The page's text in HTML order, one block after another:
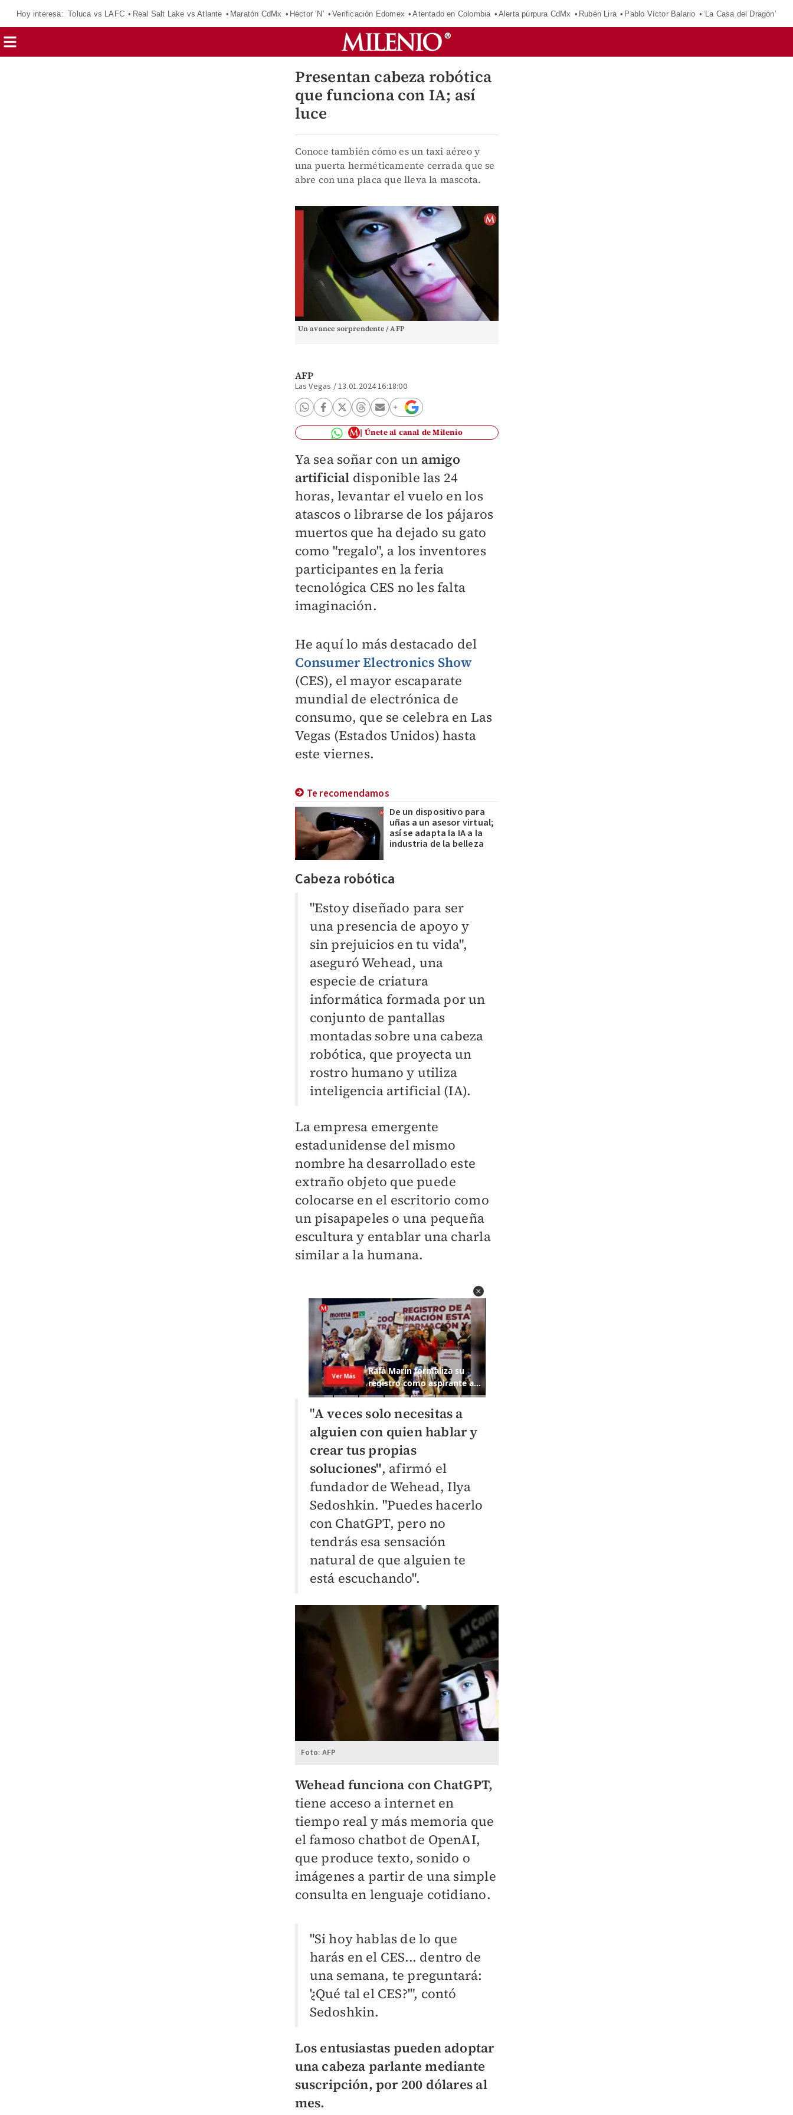
Hoy interesa: Toluca vs LAFC Real Salt Lake vs Atlante Maratón CdMx Héctor ‘N’ Verificación Edomex Atentado en Colombia Alerta púrpura CdMx Rubén Lira Pablo Víctor Balario ‘La Casa del Dragón’
Presentan cabeza robótica
que funciona con IA; así
luce
Conoce también cómo es un taxi aéreo y
una puerta herméticamente cerrada que se
abre con una placa que lleva la mascota.
Un avance sorprendente / AFP
AFP
Las Vegas /13.01.2024 16:18:00
Únete al canal de Milenio
Ya sea soñar con un amigo
artificial disponible las 24
horas, levantar el vuelo en los
atascos o librarse de los pájaros
muertos que ha dejado su gato
como "regalo", a los inventores
participantes en la feria
tecnológica CES no les falta
imaginación.
He aquí lo más destacado del
Consumer Electronics Show
(CES), el mayor escaparate
mundial de electrónica de
consumo, que se celebra en Las
Vegas (Estados Unidos) hasta
este viernes.
Te recomendamos
De un dispositivo para
uñas a un asesor virtual;
así se adapta la IA a la
industria de la belleza
Cabeza robótica
"Estoy diseñado para ser
una presencia de apoyo y
sin prejuicios en tu vida",
aseguró Wehead, una
especie de criatura
informática formada por un
conjunto de pantallas
montadas sobre una cabeza
robótica, que proyecta un
rostro humano y utiliza
inteligencia artificial (IA).
La empresa emergente
estadunidense del mismo
nombre ha desarrollado este
extraño objeto que puede
colocarse en el escritorio como
un pisapapeles o una pequeña
escultura y entablar una charla
similar a la humana.
"A veces solo necesitas a
alguien con quien hablar y
crear tus propias
soluciones", afirmó el
fundador de Wehead, Ilya
Sedoshkin. "Puedes hacerlo
con ChatGPT, pero no
tendrás esa sensación
natural de que alguien te
está escuchando".
Foto: AFP
Wehead funciona con ChatGPT,
tiene acceso a internet en
tiempo real y más memoria que
el famoso chatbot de OpenAI,
que produce texto, sonido o
imágenes a partir de una simple
consulta en lenguaje cotidiano.
"Si hoy hablas de lo que
harás en el CES... dentro de
una semana, te preguntará:
'¿Qué tal el CES?'", contó
Sedoshkin.
Los entusiastas pueden adoptar
una cabeza parlante mediante
suscripción, por 200 dólares al
mes.